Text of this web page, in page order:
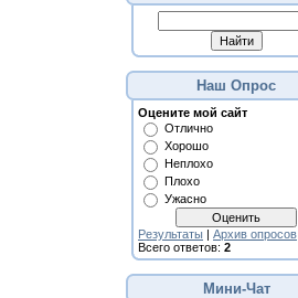
Наш Опрос
Оцените мой сайт
Отлично
Хорошо
Неплохо
Плохо
Ужасно
Результаты | Архив опросов
Всего ответов: 2
Мини-Чат